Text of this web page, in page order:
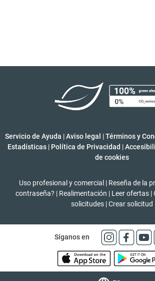
Servicio de Ayuda |Aviso legal |Términos y
Estadísticas | Política de Privacidad |
de cookies
Uso profesional y comercial | Reseña de la
contraseña? | Realimentación | Leer ofertas |
solicitudes |Crear solicitud
Síganos en